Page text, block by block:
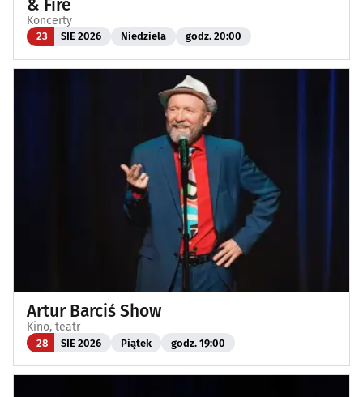
& Fire
Koncerty
23 SIE 2026 Niedziela godz. 20:00
Artur Barciś Show
Kino, teatr
28 SIE 2026 Piątek godz. 19:00